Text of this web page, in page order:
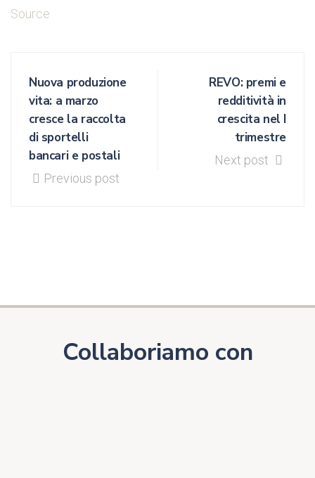
Source
Nuova produzione
vita: a marzo
cresce la raccolta
di sportelli
bancari e postali
Previous post
REVO: premi e
redditività in
crescita nel I
trimestre
Next post
Collaboriamo con